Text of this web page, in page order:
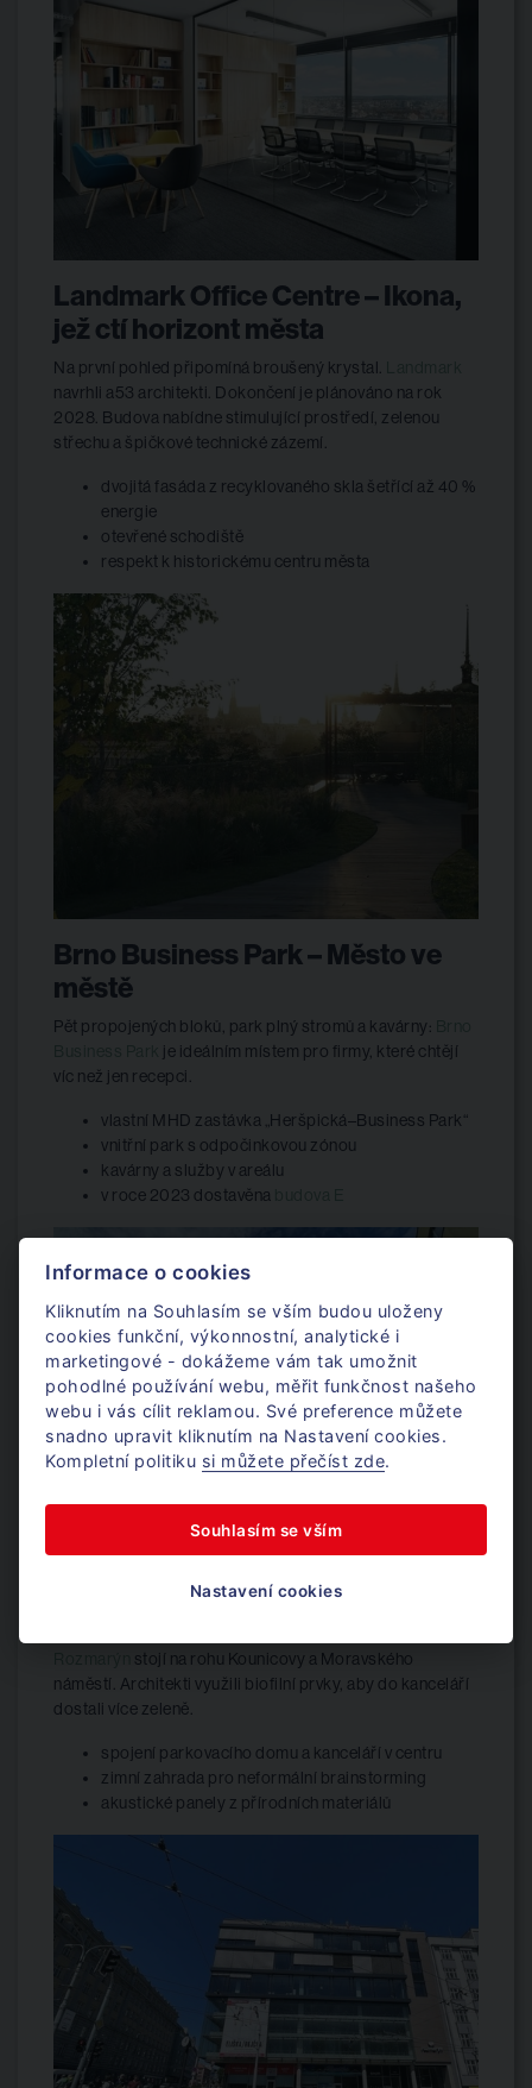
Landmark Office Centre – Ikona,
jež ctí horizont města
Na první pohled připomíná broušený krystal.
navrhli a53 architekti. Dokončení je plánováno na rok
2028. Budova nabídne stimulující prostředí, zelenou
střechu a špičkové technické zázemí.
dvojitá fasáda z recyklovaného skla šetřící až 40 %
energie
otevřené schodiště
respekt k historickému centru města
Brno Business Park – Město ve
městě
Pět propojených bloků, park plný stromů a kavárny:
je ideálním místem pro firmy, které chtějí
víc než jen recepci.
vlastní MHD zastávka „Heršpická–Business Park“
vnitřní park s odpočinkovou zónou
kavárny a služby v areálu
v roce 2023 dostavěna
Rozmarýn Office – Práce v centru
stojí na rohu Kounicovy a Moravského
náměstí. Architekti využili biofilní prvky, aby do kanceláří
dostali více zeleně.
spojení parkovacího domu a kanceláří v centru
zimní zahrada pro neformální brainstorming
akustické panely z přírodních materiálů
Informace o cookies
Kliknutím na Souhlasím se vším budou uloženy
cookies funkční, výkonnostní, analytické i
marketingové - dokážeme vám tak umožnit
pohodlné používání webu, měřit funkčnost našeho
webu i vás cílit reklamou. Své preference můžete
snadno upravit kliknutím na Nastavení cookies.
Kompletní politiku si můžete přečíst zde.
Souhlasím se vším
Nastavení cookies